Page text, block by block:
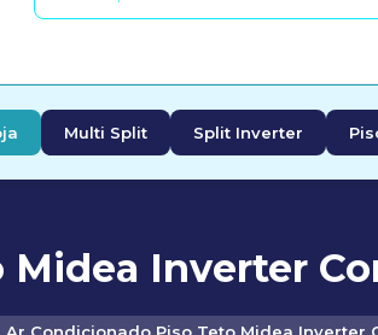
Multi Split Split Inverter
Inverter